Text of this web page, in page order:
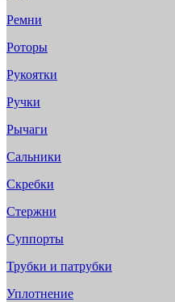
Ремни
Роторы
Рукоятки
Ручки
Рычаги
Сальники
Скребки
Стержни
Суппорты
Трубки и патрубки
Уплотнение